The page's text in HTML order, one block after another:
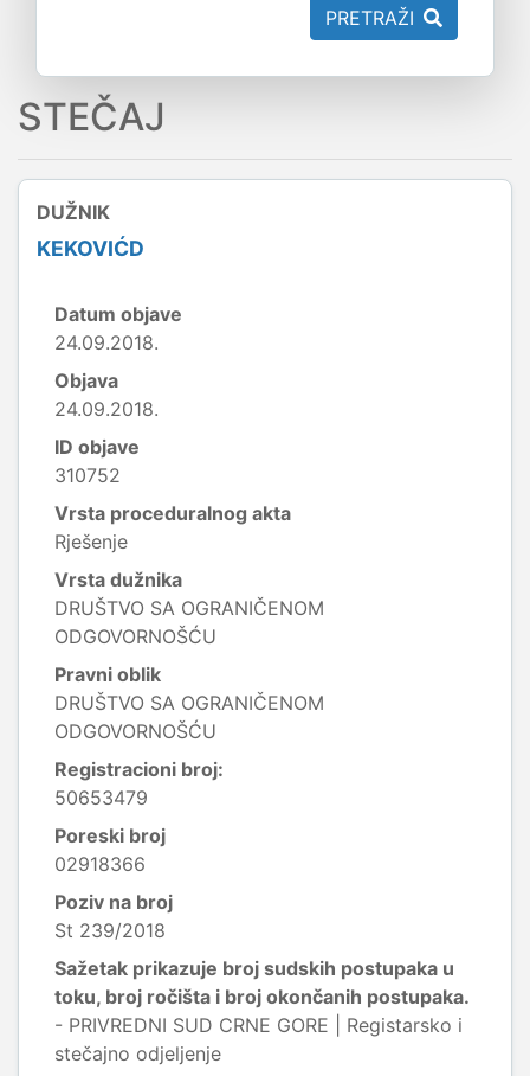
PRETRAŽI
STEČAJ
DUŽNIK
KEKOVIĆD
Datum objave
24.09.2018.
Objava
24.09.2018.
ID objave
310752
Vrsta proceduralnog akta
Rješenje
Vrsta dužnika
DRUŠTVO SA OGRANIČENOM
ODGOVORNOŠĆU
Pravni oblik
DRUŠTVO SA OGRANIČENOM
ODGOVORNOŠĆU
Registracioni broj:
50653479
Poreski broj
02918366
Poziv na broj
St 239/2018
Sažetak prikazuje broj sudskih postupaka u
toku, broj ročišta i broj okončanih postupaka.
- PRIVREDNI SUD CRNE GORE | Registarsko i
stečajno odjeljenje